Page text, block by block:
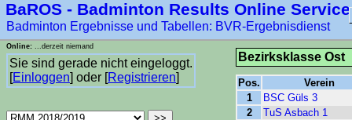
BaROS - Badminton Results Online Service
Badminton Ergebnisse und Tabellen: BVR-Ergebnisdienst
Bezirksklasse Ost
Pos.
Verein
1
BSC Güls 3
2
TuS Asbach 1
Online: ...derzeit niemand
Sie sind gerade nicht eingeloggt.
[Einloggen] oder [Registrieren]